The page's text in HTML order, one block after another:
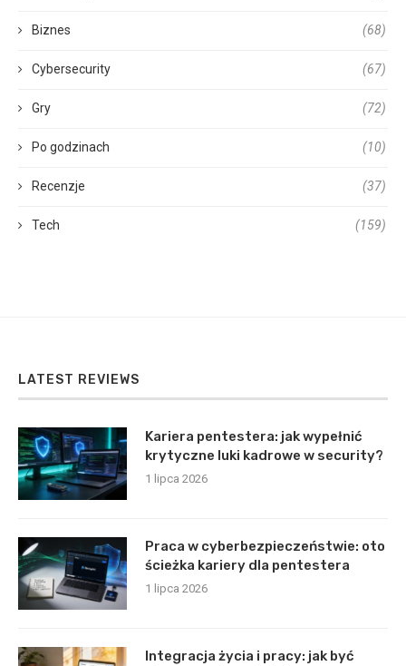
Biznes (68)
Cybersecurity (67)
Gry (72)
Po godzinach (10)
Recenzje (37)
Tech (159)
LATEST REVIEWS
Kariera pentestera: jak wypełnić
krytyczne luki kadrowe w security?
1 lipca 2026
Praca w cyberbezpieczeństwie: oto
ścieżka kariery dla pentestera
1 lipca 2026
Integracja życia i pracy: jak być